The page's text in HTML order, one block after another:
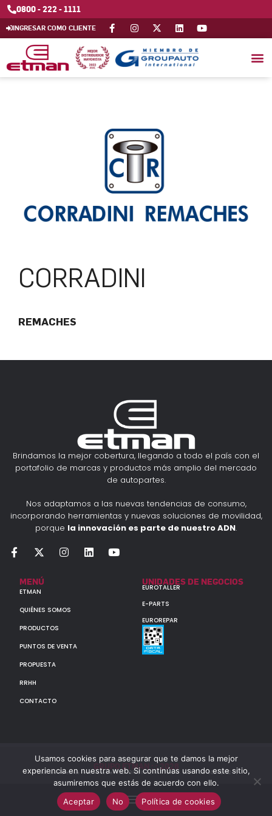
0800 - 222 - 1111
INGRESAR COMO CLIENTE
CORRADINI
REMACHES
Brindamos la mejor cobertura, llegando a todo el país con el
portafolio de marcas y productos más amplio del mercado
de autopartes.
Nos adaptamos a las nuevas tendencias de consumo,
incorporando herramientas y nuevas soluciones de movilidad,
porque la innovación es parte de nuestro ADN.
MENÚ
ETMAN
QUIÉNES SOMOS
PRODUCTOS
PUNTOS DE VENTA
PROPUESTA
RRHH
CONTACTO
UNIDADES DE NEGOCIOS
EUROTALLER
E-PARTS
EUROREPAR
GRUPO ETMAN : : 2026
Todos los derechos reservados a MULTIORIGINAL PARTS S.A. (CUIT: 30-60142852-7)
Usamos cookies para asegurar que te damos la mejor
experiencia en nuestra web. Si continúas usando este sitio,
asumiremos que estás de acuerdo con ello.
Aceptar
No Política de cookies